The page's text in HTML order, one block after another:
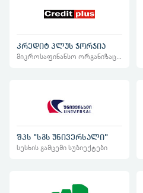
კრედიტ პლუს ჯორჯია
მიკროსაფინანსო ორგანიზაციები
შპს "სგს უნივერსალი"
სესხის გამცემი სუბიექტები